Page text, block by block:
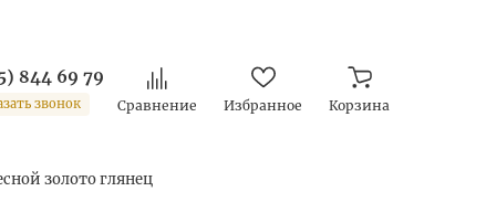
844 69 79
звонок Сравнение Избранное Корзина
золото глянец